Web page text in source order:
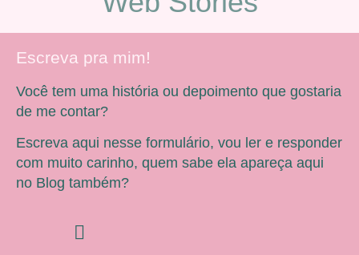
Escreva pra mim!
Você tem uma história ou depoimento que gostaria
de me contar?
Escreva aqui nesse formulário, vou ler e responder
com muito carinho, quem sabe ela apareça aqui
no Blog também?